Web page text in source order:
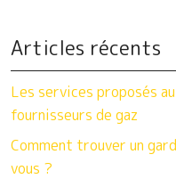
Articles récents
Les services proposés
fournisseurs de gaz
Comment trouver un
vous ?